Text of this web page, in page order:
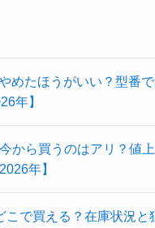
めたほうがいい？型番
年】
から買うのはアリ？値
年】
こで買える？在庫状況と